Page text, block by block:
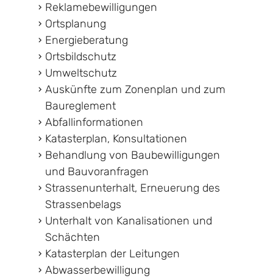
Reklamebewilligungen
Ortsplanung
Energieberatung
Ortsbildschutz
Umweltschutz
Auskünfte zum Zonenplan und zum
Baureglement
Abfallinformationen
Katasterplan, Konsultationen
Behandlung von Baubewilligungen
und Bauvoranfragen
Strassenunterhalt, Erneuerung des
Strassenbelags
Unterhalt von Kanalisationen und
Schächten
Katasterplan der Leitungen
Abwasserbewilligung